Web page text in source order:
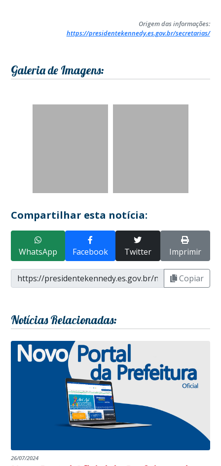
Origem das informações:
https://presidentekennedy.es.gov.br/secretarias/
Galeria de Imagens:
Compartilhar esta notícia:
WhatsApp Facebook Twitter Imprimir
Copiar
Notícias Relacionadas:
26/07/2024